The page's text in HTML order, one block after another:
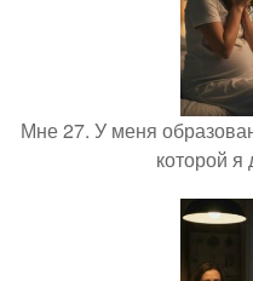
Мне 27. У меня
которой я